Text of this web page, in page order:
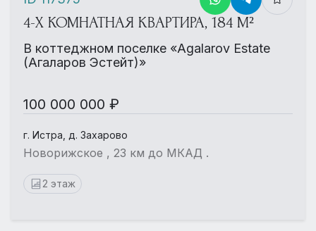
4-Х КОМНАТНАЯ КВАРТИРА, 184 М²
В коттеджном поселке «Agalarov Estate
(Агаларов Эстейт)»
100 000 000 ₽
г. Истра, д. Захарово
Новорижское , 23 км до МКАД .
2 этаж